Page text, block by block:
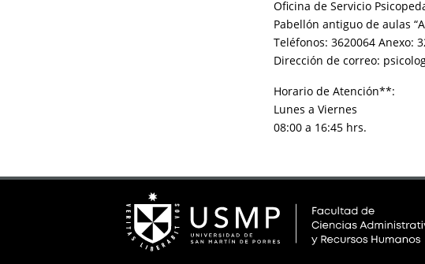
Oficina de Servicio
Pabellón antiguo de aulas
Teléfonos: 3620064 Anexo:
Dirección de correo:
Horario de Atención**:
Lunes a Viernes
08:00 a 16:45 hrs.